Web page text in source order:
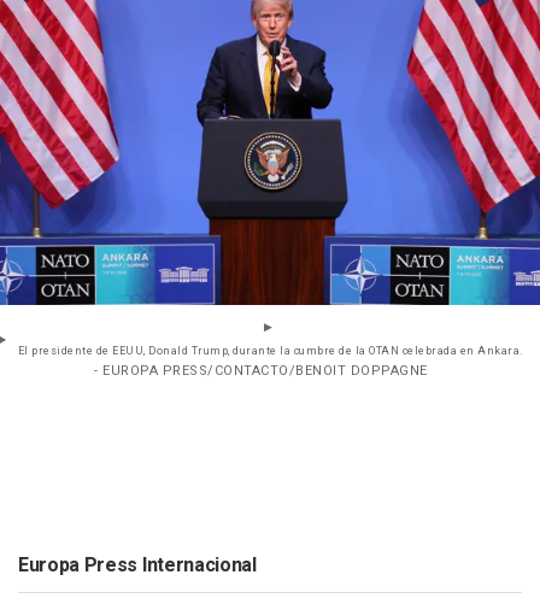
El presidente de EEUU, Donald Trump, durante la cumbre de la OTAN celebrada en Ankara.
- EUROPA PRESS/CONTACTO/BENOIT DOPPAGNE
Europa Press Internacional